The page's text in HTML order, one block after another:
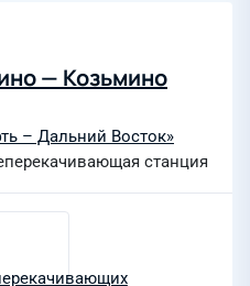
— Козьмино
– Дальний Восток»
станция